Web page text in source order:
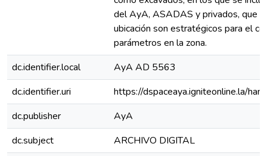
del AyA, ASADAS y privados, que
ubicación son estratégicos para el
parámetros en la zona.
dc.identifier.local
AyA AD 5563
dc.identifier.uri
https://dspaceaya.igniteonline.la/
dc.publisher
AyA
dc.subject
ARCHIVO DIGITAL